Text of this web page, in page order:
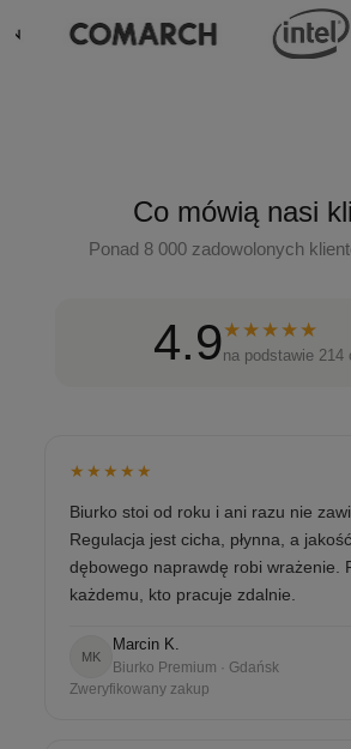
Co mówią nasi
Ponad 8 000 zadowolonych
4.9★★★★★
na podstawie 214
★★★★★
Biurko stoi od roku i ani razu nie
Regulacja jest cicha, płynna, a
dębowego naprawdę robi wrażenie.
każdemu, kto pracuje zdalnie.
MK
Marcin K.
Biurko Premium · Gdańsk
Zweryfikowany zakup